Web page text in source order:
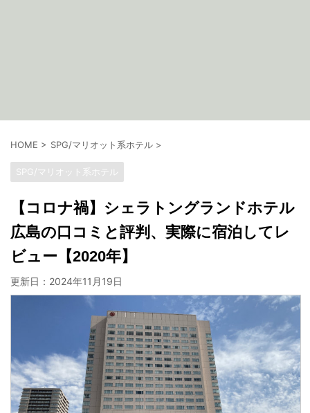
HOME > SPG/マリオット系ホテル >
SPG/マリオット系ホテル
【コロナ禍】シェラトングランドホテル
広島の口コミと評判、実際に宿泊してレ
ビュー【2020年】
更新日： 2024年11月19日